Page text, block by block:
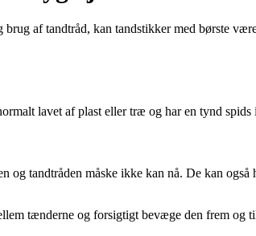
af tandtråd, kan tandstikker med børste
lavet af plast eller træ og har en tynd
tandtråden måske ikke kan nå. De kan
tænderne og forsigtigt bevæge den frem og